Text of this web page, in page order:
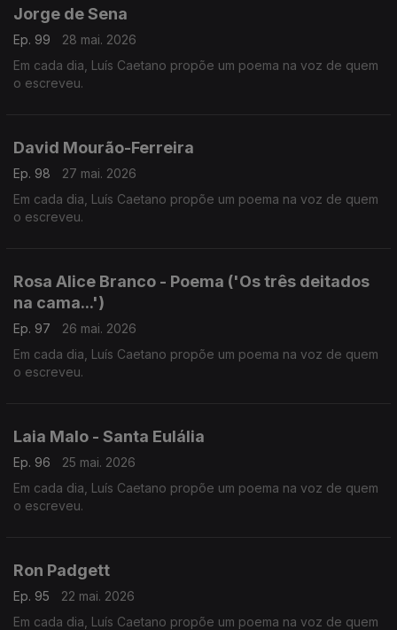
Jorge de Sena
Ep. 99
28 mai. 2026
Em cada dia, Luís Caetano propõe um poema na voz de quem
o escreveu.
David Mourão-Ferreira
Ep. 98
27 mai. 2026
Em cada dia, Luís Caetano propõe um poema na voz de quem
o escreveu.
Rosa Alice Branco - Poema ('Os três deitados
na cama...')
Ep. 97
26 mai. 2026
Em cada dia, Luís Caetano propõe um poema na voz de quem
o escreveu.
Laia Malo - Santa Eulália
Ep. 96
25 mai. 2026
Em cada dia, Luís Caetano propõe um poema na voz de quem
o escreveu.
Ron Padgett
Ep. 95
22 mai. 2026
Em cada dia, Luís Caetano propõe um poema na voz de quem